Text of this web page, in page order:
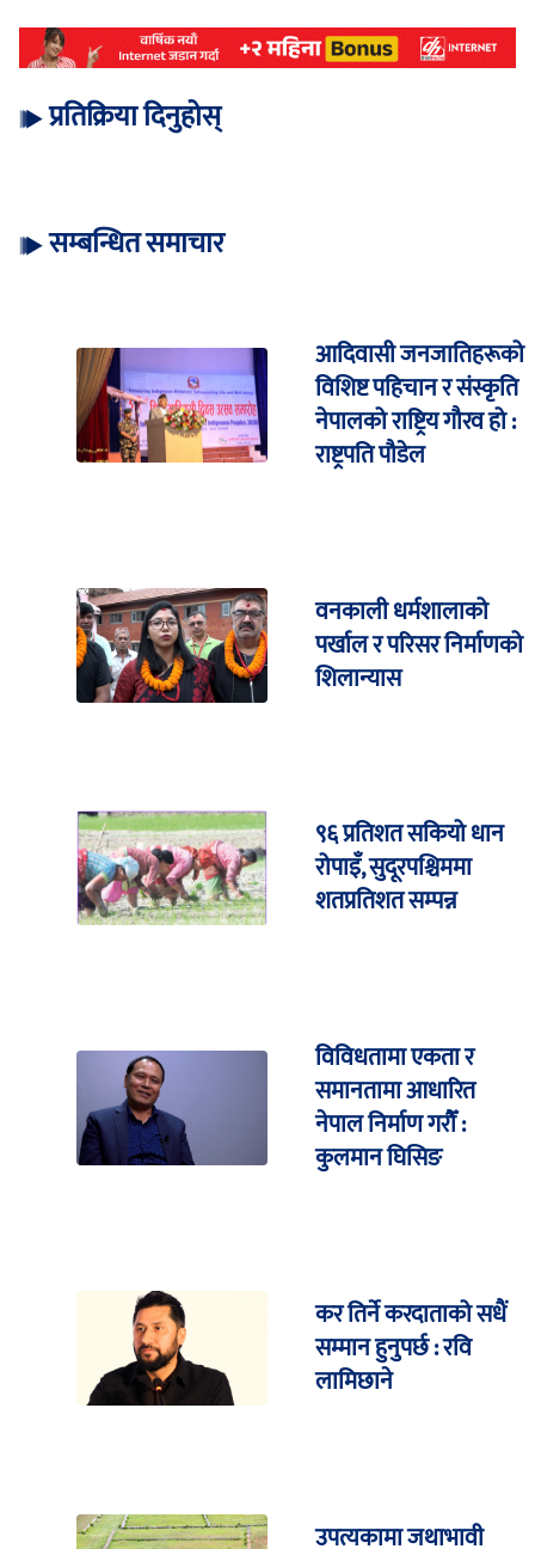
प्रतिक्रिया दिनुहोस्
सम्बन्धित समाचार
आदिवासी जनजातिहरूको
विशिष्ट पहिचान र संस्कृति
नेपालको राष्ट्रिय गौरव हो :
राष्ट्रपति पौडेल
वनकाली धर्मशालाको
पर्खाल र परिसर निर्माणको
शिलान्यास
९६ प्रतिशत सकियो धान
रोपाइँ, सुदूरपश्चिममा
शतप्रतिशत सम्पन्न
विविधतामा एकता र
समानतामा आधारित
नेपाल निर्माण गरौँ :
कुलमान घिसिङ
कर तिर्ने करदाताको सधैं
सम्मान हुनुपर्छ : रवि
लामिछाने
उपत्यकामा जथाभावी